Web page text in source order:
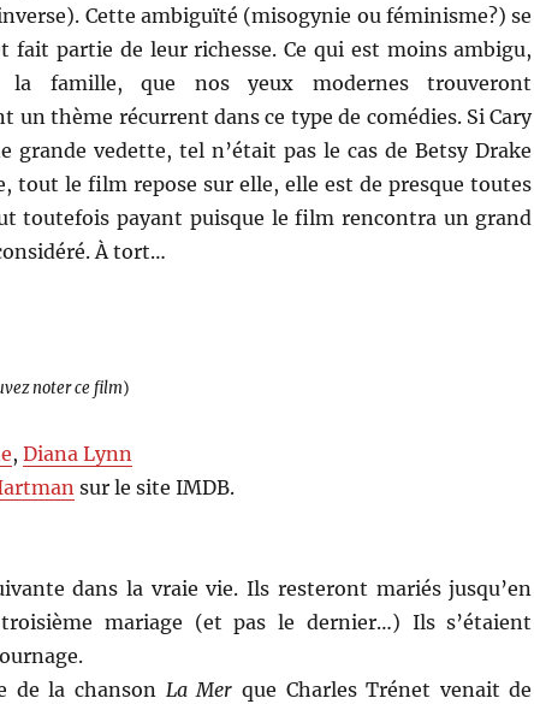
Cette ambiguïté (misogynie ou féminisme?) se
fait partie de leur richesse. Ce qui est moins ambigu,
famille, que nos yeux modernes trouveront
un thème récurrent dans ce type de comédies. Si Cary
vedette, tel n’était pas le cas de Betsy Drake
tout le film repose sur elle, elle est de presque toutes
toutefois payant puisque le film rencontra un grand
À tort…
noter ce film)
,Diana Lynn
sur le site IMDB.
dans la vraie vie. Ils resteront mariés jusqu’en
mariage (et pas le dernier…) Ils s’étaient
de la chanson La Mer que Charles Trénet venait de